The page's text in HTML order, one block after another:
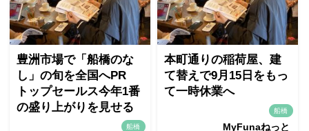
豊洲市場で「船橋のな
し」の旬を全国へPR
トップセールス今年1番
の盛り上がりを見せる
船橋
本町通りの稲荷屋、建
て替えで9月15日をもっ
て一時休業へ
船橋
MyFunaねっと